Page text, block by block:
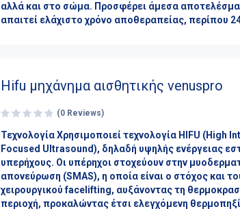
αλλά και στο σώμα. Προσφέρει άμεσα
απαιτεί ελάχιστο χρόνο αποθεραπείας, περίπου
Hifu μηχάνημα αισθητικής venuspro
(0 Reviews)
Τεχνολογία Χρησιμοποιεί τεχνολογία HIFU (High
Focused Ultrasound), δηλαδή υψηλής ενέργειας
υπερήχους. Οι υπέρηχοι στοχεύουν στην
απονεύρωση (SMAS), η οποία είναι ο στόχος και
χειρουργικού facelifting, αυξάνοντας τη
περιοχή, προκαλώντας έτσι ελεγχόμενη